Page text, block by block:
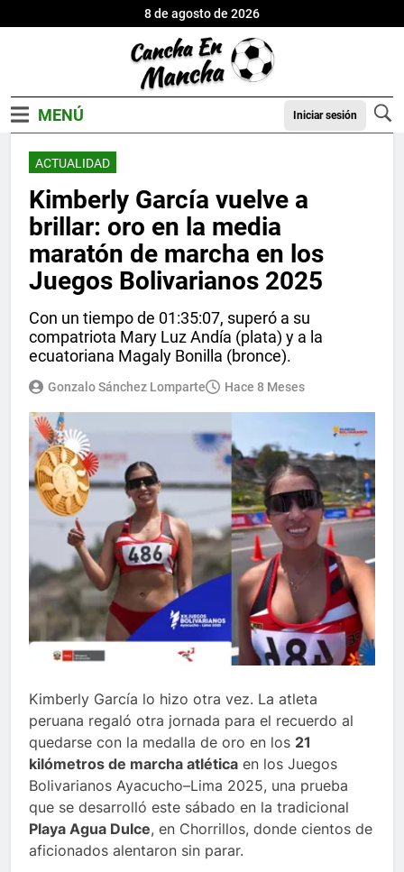
8 de agosto de 2026
Iniciar sesión
ACTUALIDAD
Kimberly García vuelve a
brillar: oro en la media
maratón de marcha en los
Juegos Bolivarianos 2025
Con un tiempo de 01:35:07, superó a su
compatriota Mary Luz Andía (plata) y a la
ecuatoriana Magaly Bonilla (bronce).
Gonzalo Sánchez Lomparte Hace 8 Meses
Kimberly García lo hizo otra vez. La atleta
peruana regaló otra jornada para el recuerdo al
quedarse con la medalla de oro en los 21
kilómetros de marcha atlética en los Juegos
Bolivarianos Ayacucho–Lima 2025, una prueba
que se desarrolló este sábado en la tradicional
Playa Agua Dulce, en Chorrillos, donde cientos de
aficionados alentaron sin parar.